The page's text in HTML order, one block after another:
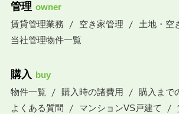
管理 owner
賃貸管理業務
空き家管理
土地・空
当社管理物件一覧
購入 buy
物件一覧
購入時の諸費用
購入まで
よくある質問
マンションVS戸建て